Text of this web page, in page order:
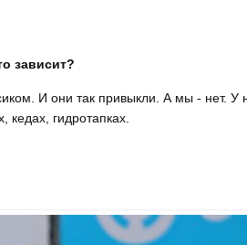
зависит?
И они так привыкли. А мы - нет. У
кедах, гидротапках.